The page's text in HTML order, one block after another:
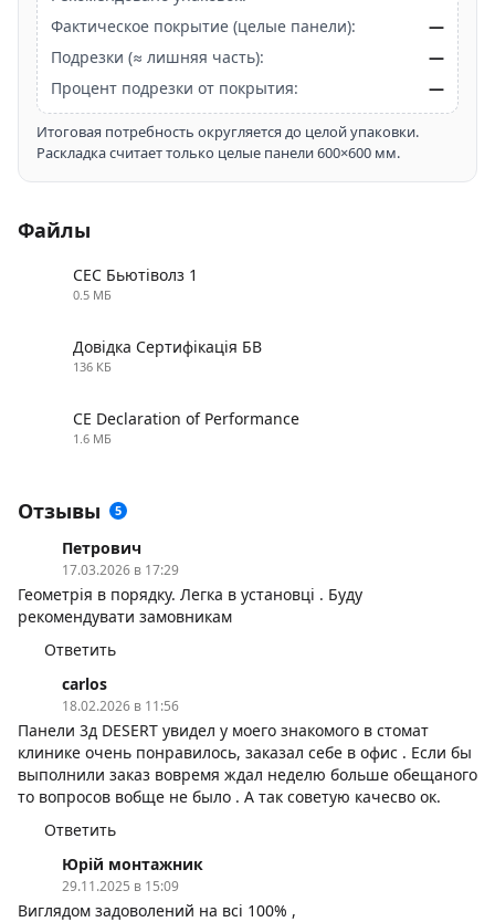
Фактическое покрытие (целые панели):
—
Подрезки (≈ лишняя часть):
—
Процент подрезки от покрытия:
—
Итоговая потребность округляется до целой упаковки.
Раскладка считает только целые панели 600×600 мм.
Файлы
СЕС Бьютіволз 1
0.5 МБ
Довідка Сертифікація БВ
136 КБ
CE Declaration of Performance
1.6 МБ
Отзывы 5
Петрович
17.03.2026 в 17:29
Геометрія в порядку. Легка в установці . Буду
рекомендувати замовникам
Ответить
carlos
18.02.2026 в 11:56
Панели 3д DESERT увидел у моего знакомого в стомат
клинике очень понравилось, заказал себе в офис . Если бы
выполнили заказ вовремя ждал неделю больше обещаного
то вопросов вобще не было . А так советую качесво ок.
Ответить
Юрій монтажник
29.11.2025 в 15:09
Виглядом задоволений на всі 100% ,